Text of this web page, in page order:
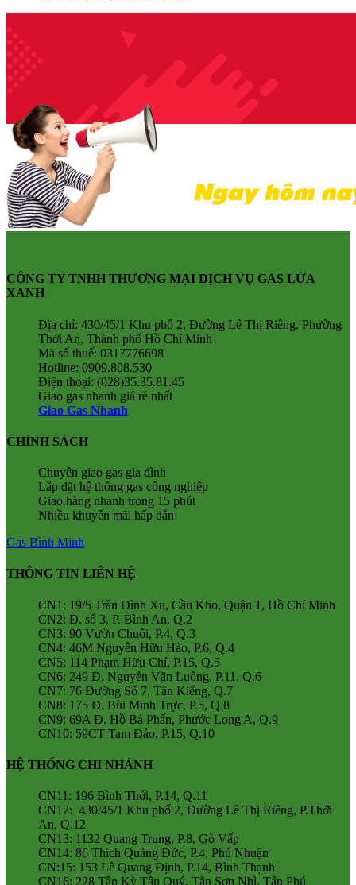
CÔNG TY TNHH THƯƠNG MẠI DỊCH VỤ GAS LỬA
XANH
Địa chỉ: 430/45/1 Khu phố 2, Đường Lê Thị Riêng, Phường
Thới An, Thành phố Hồ Chí Minh
Mã số thuế: 0317776698
Hotline: 0909.808.530
Điện thoại: (028)35.35.81.45
Giao gas nhanh giá rẻ nhất
Giao Gas Nhanh
CHÍNH SÁCH
Chuyên giao gas gia đình
Lắp đặt hệ thống gas công nghiệp
Giao hàng nhanh trong 15 phút
Nhiều khuyến mãi hấp dẫn
Gas Bình Minh
THÔNG TIN LIÊN HỆ
CN1: 19/5 Trần Đình Xu, Cầu Kho, Quận 1, Hồ Chí Minh
CN2: Đ. số 3, P. Bình An, Q.2
CN3: 90 Vườn Chuối, P.4, Q.3
CN4: 46M Nguyễn Hữu Hào, P.6, Q.4
CN5: 114 Phạm Hữu Chí, P.15, Q.5
CN6: 249 Đ. Nguyễn Văn Luông, P.11, Q.6
CN7: 76 Đường Số 7, Tân Kiểng, Q.7
CN8: 175 Đ. Bùi Minh Trực, P.5, Q.8
CN9: 69A Đ. Hồ Bá Phấn, Phước Long A, Q.9
CN10: 59CT Tam Đảo, P.15, Q.10
HỆ THỐNG CHI NHÁNH
CN11: 196 Bình Thới, P.14, Q.11
CN12: 430/45/1 Khu phố 2, Đường Lê Thị Riêng, P.Thới
An, Q.12
CN13: 1132 Quang Trung, P.8, Gò Vấp
CN14: 86 Thích Quảng Đức, P.4, Phú Nhuận
CN:15: 153 Lê Quang Định, P.14, Bình Thạnh
CN16: 228 Tân Kỳ Tân Quý, Tân Sơn Nhì, Tân Phú